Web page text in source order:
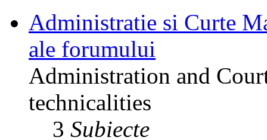
Administratie si Curte
ale forumului
Administration and
technicalities
3 Subiecte